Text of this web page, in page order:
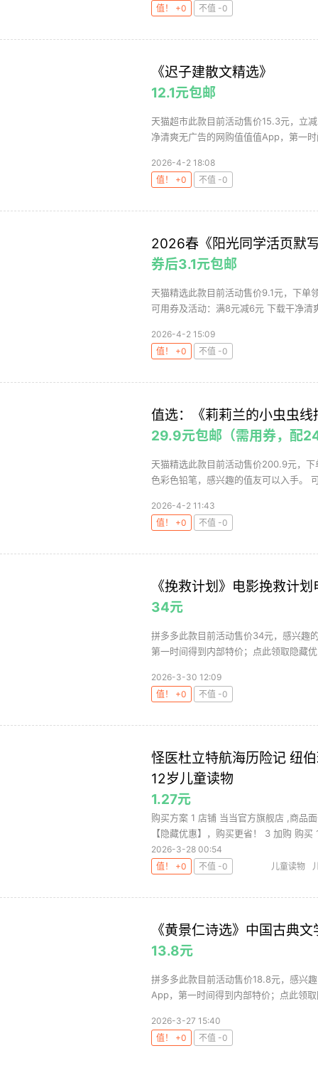
值！ +0 不值 -0
《迟子建散文精选》
12.1元包邮
天猫超市此款目前活动售价15.3元，立
净清爽无广告的网购值值值App，第一
2026-4-2 18:08
值！ +0
不值 -0
2026春《阳光同学活页默
券后3.1元包邮
天猫精选此款目前活动售价9.1元，下单
可用券及活动：满8元减6元 下载干净清
2026-4-2 15:09
值！ +0
不值 -0
值选：《莉莉兰的小虫虫
29.9元包邮（需用券，配
天猫精选此款目前活动售价200.9元，
色彩色铅笔，感兴趣的值友可以入手。
2026-4-2 11:43
值！ +0
不值 -0
《挽救计划》电影挽救计
34元
拼多多此款目前活动售价34元，感兴趣
第一时间得到内部特价；点此领取隐藏
2026-3-30 12:09
值！ +0
不值 -0
怪医杜立特航海历险记 纽
12岁儿童读物
1.27元
购买方案 1 店铺 当当官方旗舰店 ,商品
【隐藏优惠】，购买更省！ 3 加购 购买
2026-3-28 00:54
值！ +0
不值 -0 儿童读物
《黄景仁诗选》中国古典
13.8元
拼多多此款目前活动售价18.8元，感兴
App，第一时间得到内部特价；点此领
2026-3-27 15:40
值！ +0
不值 -0